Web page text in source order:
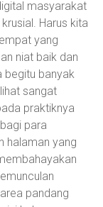
masyarakat
Harus kita
yang
niat baik dan
begitu banyak
sangat
praktiknya
para
halaman yang
pandang